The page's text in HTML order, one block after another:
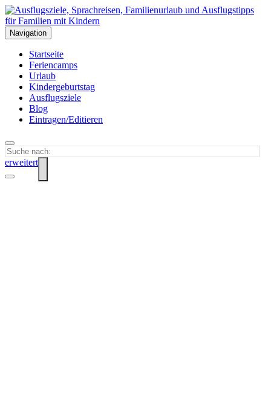
Navigation
Startseite
Feriencamps
Urlaub
Kindergeburtstag
Ausflugsziele
Blog
Eintragen/Editieren
erweitert